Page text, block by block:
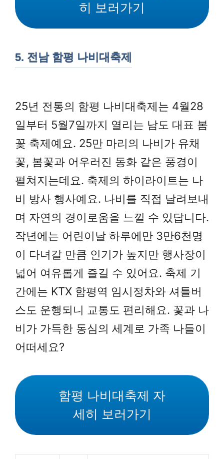
히 보러가기
5. 전남 함평 나비대축제
25년 전통의 함평 나비대축제는 4월28
일부터 5월7일까지 열리는 남도 대표 봄
꽃 축제예요. 25만 마리의 나비가 유채
꽃, 봄꽃과 어우러진 동화 같은 풍경이
펼쳐지는데요. 축제의 하이라이트는 나
비 방사 행사예요. 나비를 직접 날려보내
며 자연의 경이로움을 느낄 수 있답니다.
작년에는 어린이날 하루에만 3만6천명
이 다녀갈 만큼 인기가 높지만 행사장이
넓어 여유롭게 즐길 수 있어요. 축제 기
간에는 KTX 함평역 임시정차와 셔틀버
스도 운행되니 교통도 편리해요. 꽃과 나
비가 가득한 동심의 세계로 가족 나들이
어떠세요?
함평 나비대축제 자
세히 보러가기